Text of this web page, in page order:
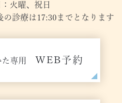
火曜、祝日
の診療は17:30までとなります
専用 WEB予約